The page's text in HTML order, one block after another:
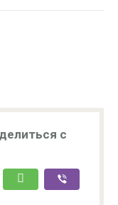
с